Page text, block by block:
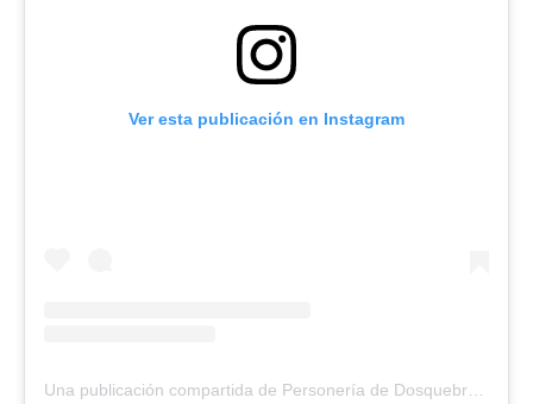
Ver esta publicación en Instagram